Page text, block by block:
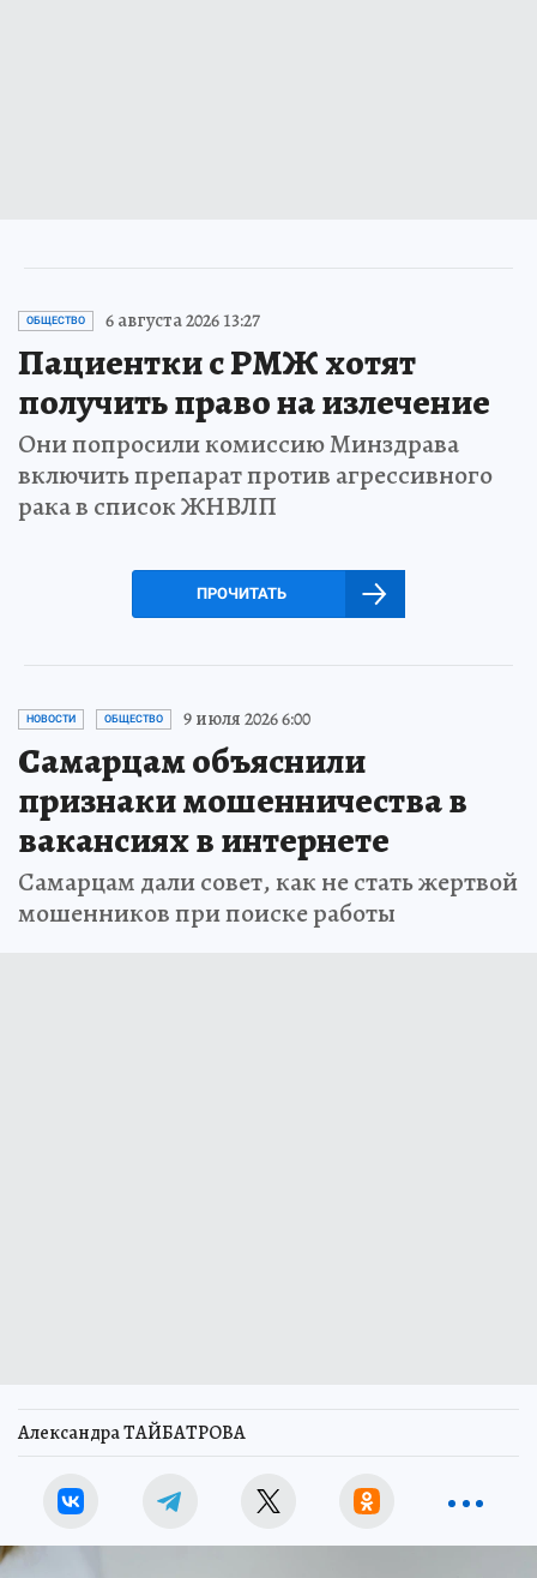
ОБЩЕСТВО 6 августа 2026 13:27
Пациентки с РМЖ хотят
получить право на излечение
Они попросили комиссию Минздрава
включить препарат против агрессивного
рака в список ЖНВЛП
ПРОЧИТАТЬ
НОВОСТИ ОБЩЕСТВО 9 июля 2026 6:00
Самарцам объяснили
признаки мошенничества в
вакансиях в интернете
Самарцам дали совет, как не стать жертвой
мошенников при поиске работы
Александра ТАЙБАТРОВА